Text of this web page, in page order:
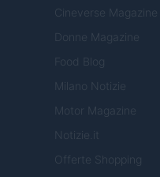
Cineverse Magazine
Donne Magazine
Food Blog
Milano Notizie
Motor Magazine
Notizie.it
Offerte Shopping